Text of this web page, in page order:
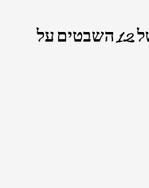
2741 – תמונה מעוצבת של 12 השבטים על